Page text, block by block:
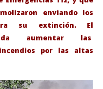
enviando los
su extinción. El
aumentar las
por las altas